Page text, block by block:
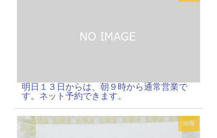
明日１３日からは、朝９時から通常営業で
す。ネット予約できます。
頭痛